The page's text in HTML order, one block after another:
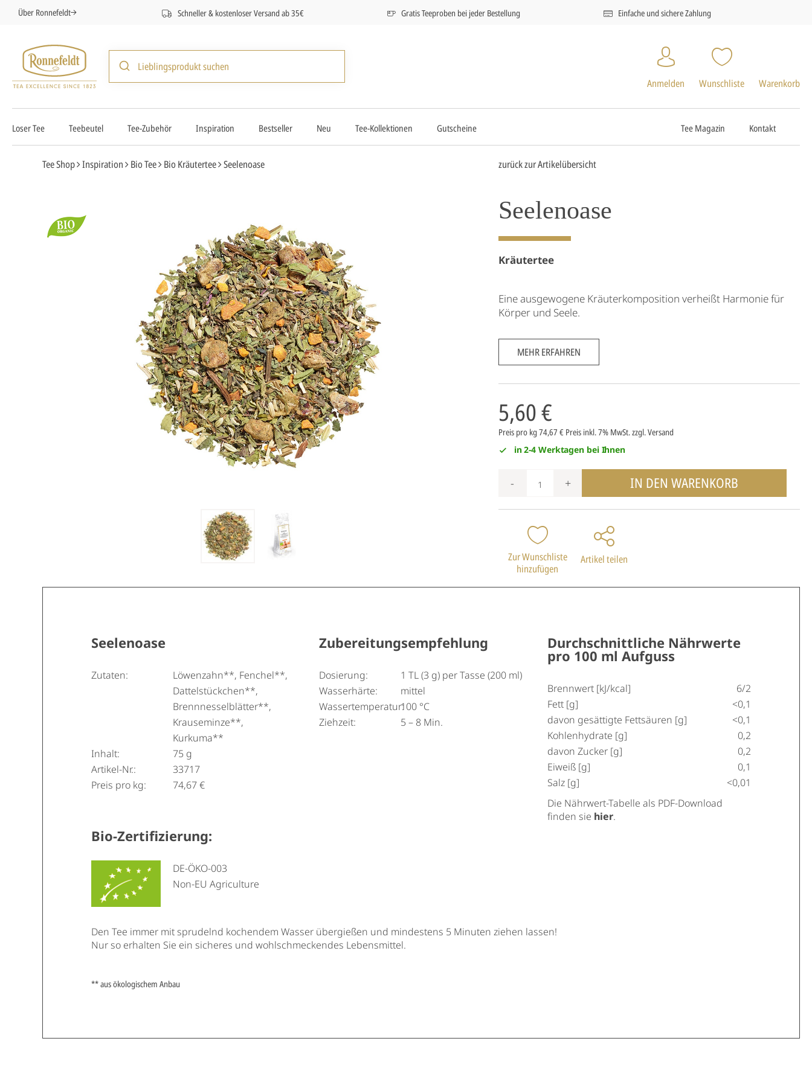
Über Ronnefeldt Schneller & kostenloser Versand ab 35€ Gratis Teeproben bei jeder Bestellung Einfache und sichere Zahlung
Anmelden Wunschliste Warenkorb
Loser Tee Teebeutel Tee-Zubehör Inspiration Bestseller Neu Tee-Kollektionen Gutscheine Tee Magazin Kontakt
Tee Shop Inspiration Bio Tee Bio Kräutertee Seelenoase zurück zur Artikelübersicht
Seelenoase
Kräutertee
Eine ausgewogene Kräuterkomposition verheißt Harmonie für
Körper und Seele.
MEHR ERFAHREN
5,60 €
Preis pro kg 74,67 € Preis inkl. 7% MwSt.zzgl. Versand
in 2-4 Werktagen bei Ihnen
+
- IN DEN WARENKORB
Zur Wunschliste
hinzufügen
Artikel teilen
Seelenoase
Zutaten:
Löwenzahn**, Fenchel**,
Dattelstückchen**,
Brennnesselblätter**,
Krauseminze**,
Kurkuma**
Inhalt:
75 g
Artikel-Nr.:
33717
Preis pro kg:
74,67 €
Zubereitungsempfehlung
Dosierung:
1 TL (3 g) per Tasse (200 ml)
Wasserhärte:
mittel
Wassertemperatur:100 °C
Ziehzeit:
5 – 8 Min.
Durchschnittliche Nährwerte
pro 100 ml Aufguss
Brennwert [kJ/kcal]
6/2
Fett [g]
<0,1
davon gesättigte Fettsäuren [g]
<0,1
Kohlenhydrate [g]
0,2
davon Zucker [g]
0,2
Eiweiß [g]
0,1
Salz [g]
<0,01
Die Nährwert-Tabelle als PDF-Download
finden sie hier.
Bio-Zertifizierung:
DE-ÖKO-003
Non-EU Agriculture
Den Tee immer mit sprudelnd kochendem Wasser übergießen und mindestens 5 Minuten ziehen lassen!
Nur so erhalten Sie ein sicheres und wohlschmeckendes Lebensmittel.
** aus ökologischem Anbau